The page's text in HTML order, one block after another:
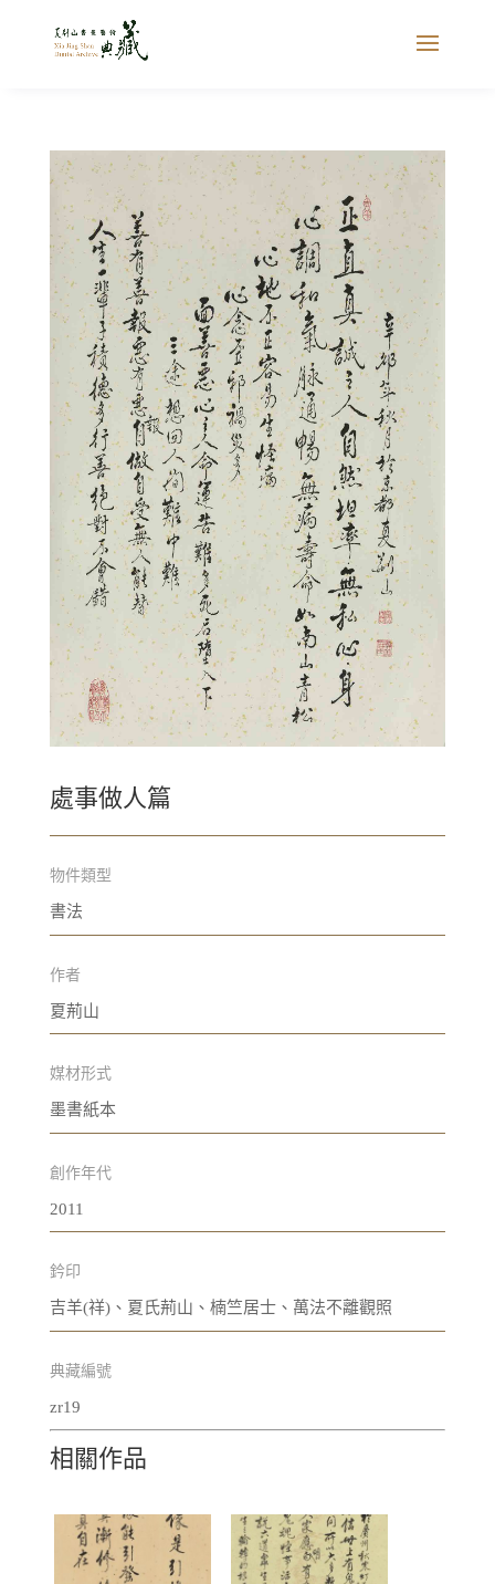
處事做人篇
物件類型
書法
作者
夏荊山
媒材形式
墨書紙本
創作年代
2011
鈐印
吉羊(祥)、夏氏荊山、楠竺居士、萬法不離觀照
典藏編號
zr19
相關作品